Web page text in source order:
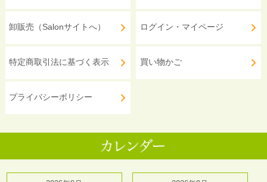
卸販売（Salonサイトへ）
特定商取引法に基づく表示
プライバシーポリシー
ログイン・マイページ
買い物かご